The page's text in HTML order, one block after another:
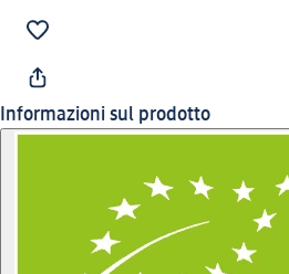
Informazioni sul prodotto